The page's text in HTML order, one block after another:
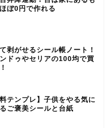
ぼ0円で作れる
剥がせるシール帳ノート！
ドゥやセリアの100均で買
料テンプレ】子供をやる気に
ご褒美シールと台紙